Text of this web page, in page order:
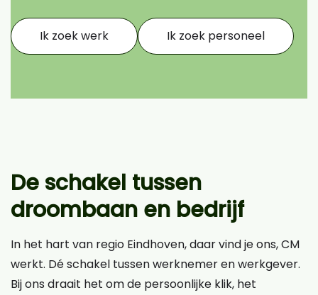
Ik zoek werk Ik zoek personeel
De schakel tussen
droombaan en bedrijf
In het hart van regio Eindhoven, daar vind je ons, CM
werkt. Dé schakel tussen werknemer en werkgever.
Bij ons draait het om de persoonlijke klik, het